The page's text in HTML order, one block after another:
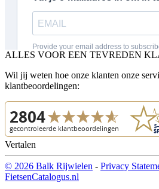
ALLES VOOR EEN TEVREDEN
Wil jij weten hoe onze klanten onze
klantbeoordelingen:
Vertalen
© 2026 Balk Rijwielen - Privacy
FietsenCatalogus.nl